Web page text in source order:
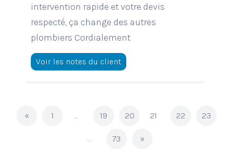
intervention rapide et votre devis
respecté, ça change des autres
plombiers Cordialement
Voir les notes du client
« 1 … 19 20 21 22 23
… 73 »